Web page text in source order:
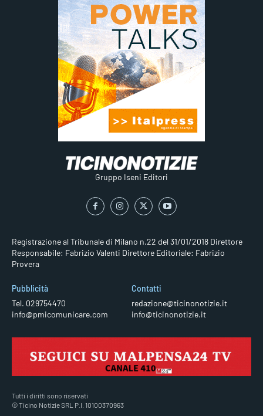
Gruppo Iseni Editori
Registrazione al Tribunale di Milano n.22 del 31/01/2018 Direttore
Responsabile: Fabrizio Valenti Direttore Editoriale: Fabrizio
Provera
Pubblicità
Tel. 029754470
info@pmicomunicare.com
Contatti
redazione@ticinonotizie.it
info@ticinonotizie.it
Tutti i diritti sono riservati
© Ticino Notizie SRL P.I. 10100370963